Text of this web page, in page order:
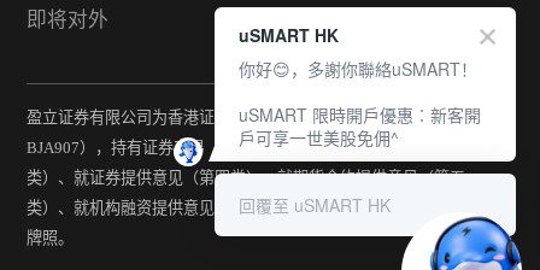
即将对外
盈立证券有限公司为香港证监会持牌法团（中央编号：
BJA907），持有证券交易（第一类）、期货合约交易（第二
类）、就证券提供意见（第四类）、就期货合约提供意见（第五
类）、就机构融资提供意见（第六类）及提供资产管理（第九类）
牌照。
uSMART HK
你好😊，多謝你聯絡uSMART！
uSMART 限時開戶優惠︰新客開
戶可享一世美股免佣^
回覆至 uSMART HK